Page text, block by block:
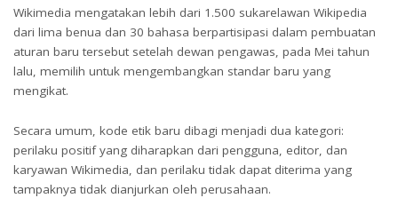
Wikimedia mengatakan lebih dari 1.500 sukarelawan Wikipedia
dari lima benua dan 30 bahasa berpartisipasi dalam pembuatan
aturan baru tersebut setelah dewan pengawas, pada Mei tahun
lalu, memilih untuk mengembangkan standar baru yang
mengikat.
Secara umum, kode etik baru dibagi menjadi dua kategori:
perilaku positif yang diharapkan dari pengguna, editor, dan
karyawan Wikimedia, dan perilaku tidak dapat diterima yang
tampaknya tidak dianjurkan oleh perusahaan.